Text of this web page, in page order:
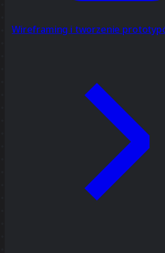
Wireframing i tworzenie